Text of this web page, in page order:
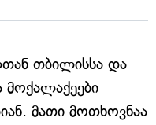
თბილისსა და
მოქალაქეები
მათი მოთხოვნაა